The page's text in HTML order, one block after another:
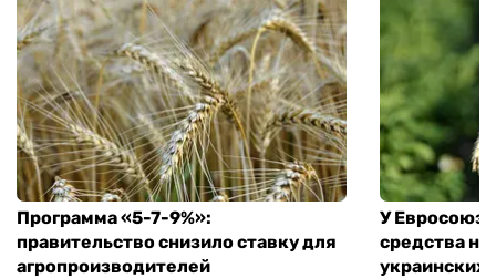
Программа «5-7-9%»:
правительство снизило ставку для
агропроизводителей
У
средства